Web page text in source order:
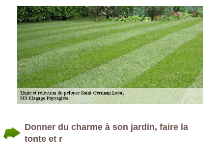
Donner du charme à son jardin, faire la
tonte et r